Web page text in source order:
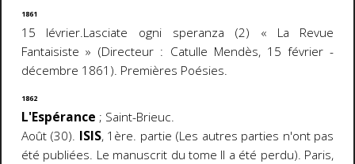
1861
15 lévrier.Lasciate ogni speranza (2) « La Revue
Fantaisiste » (Directeur : Catulle Mendès, 15 février -
décembre 1861). Premières Poésies.
1862
L'Espérance ; Saint-Brieuc.
Août (30). ISIS, 1ère. partie (Les autres parties n'ont pas
été publiées. Le manuscrit du tome II a été perdu). Paris,